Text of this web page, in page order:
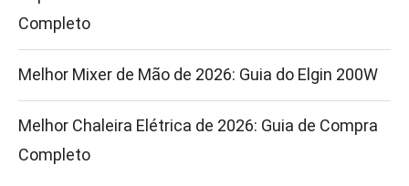
Completo
Melhor Mixer de Mão de 2026: Guia do Elgin 200W
Melhor Chaleira Elétrica de 2026: Guia de Compra
Completo